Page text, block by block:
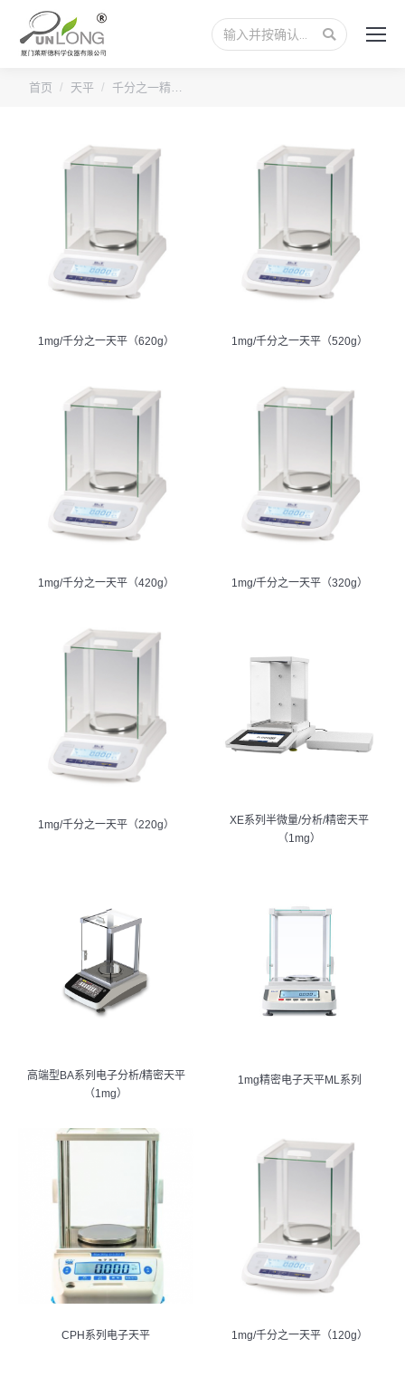
搜
索：
您的位置：
首页 天平 千分之一精…
1mg/千分之一天平（620g） 1mg/千分之一天平（520g）
1mg/千分之一天平（420g） 1mg/千分之一天平（320g）
1mg/千分之一天平（220g）
XE系列半微量/分析/精密天平
（1mg）
高端型BA系列电子分析/精密天平
（1mg）
1mg精密电子天平ML系列
CPH系列电子天平 1mg/千分之一天平（120g）